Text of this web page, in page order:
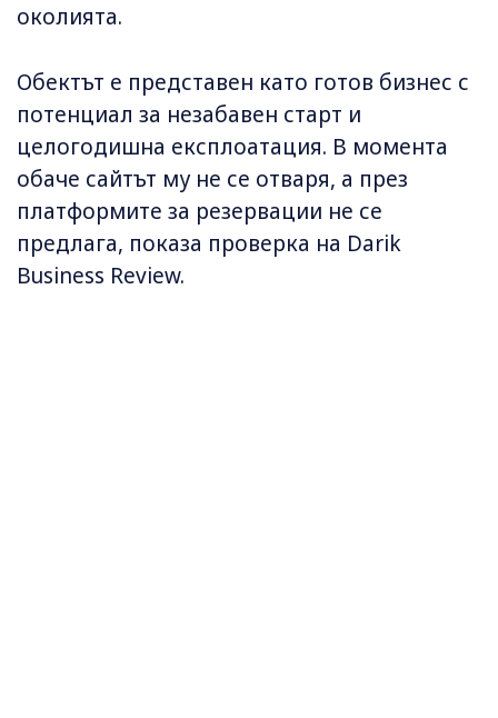
околията.
Обектът е представен като готов бизнес с
потенциал за незабавен старт и
целогодишна експлоатация. В момента
обаче сайтът му не се отваря, а през
платформите за резервации не се
предлага, показа проверка на Darik
Business Review.